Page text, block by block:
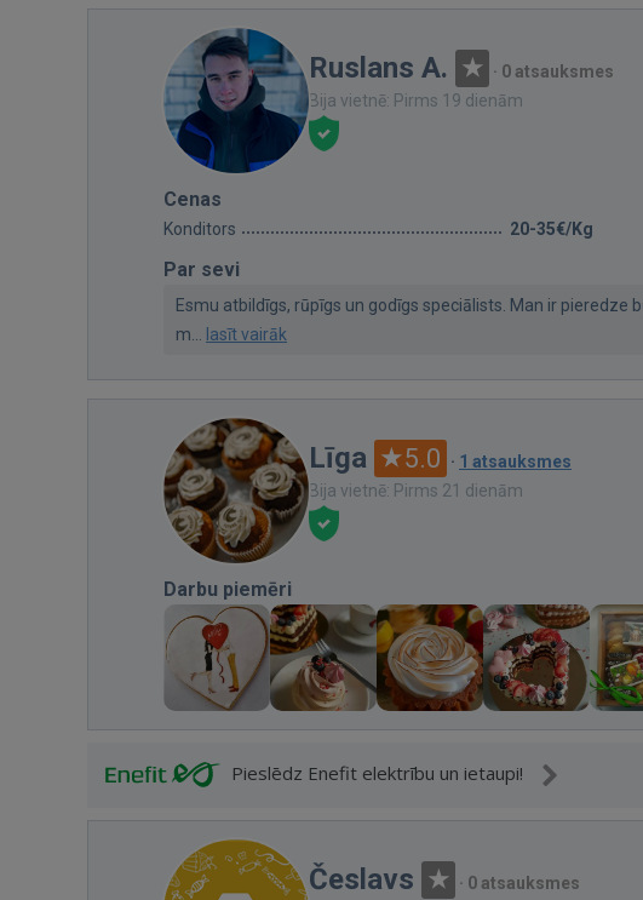
Ruslans A. · 0 atsauksmes
Bija vietnē: Pirms 19 dienām
Cenas
Konditors 20-35€/Kg
Par sevi
Esmu atbildīgs, rūpīgs un godīgs speciālists. Man ir
m...
lasīt vairāk
Līga 5.0 · 1 atsauksmes
Bija vietnē: Pirms 21 dienām
Darbu piemēri
Pieslēdz Enefit elektrību un ietaupi!
Česlavs · 0 atsauksmes